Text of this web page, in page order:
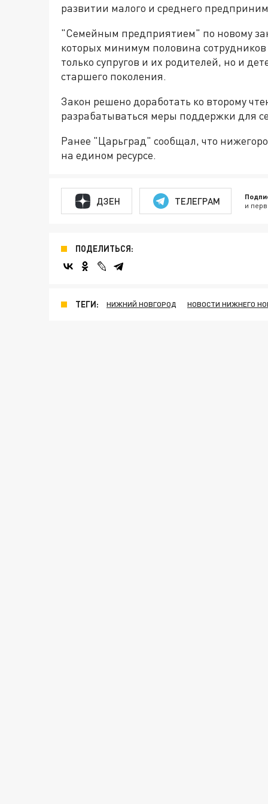
развитии малого и среднего
"Семейным предприятием" по новому
которых минимум половина
только супругов и их родителей, но и
старшего поколения.
Закон решено доработать ко второму
разрабатываться меры поддержки для
Ранее "Царьград" сообщал, что
на едином ресурсе.
ДЗЕН ТЕЛЕГРАМ и
ПОДЕЛИТЬСЯ:
ТЕГИ: НИЖНИЙ НОВГОРОД НОВОСТИ НИЖНЕГО